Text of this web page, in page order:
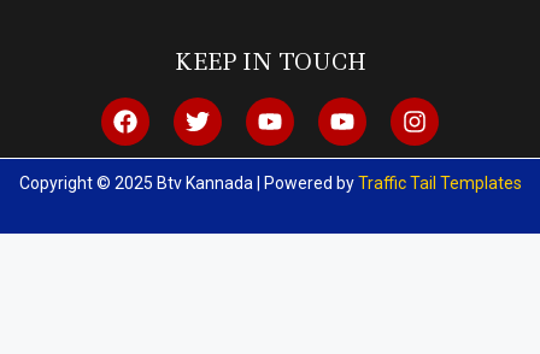
KEEP IN TOUCH
Copyright © 2025 Btv Kannada | Powered byTraffic Tail Templates